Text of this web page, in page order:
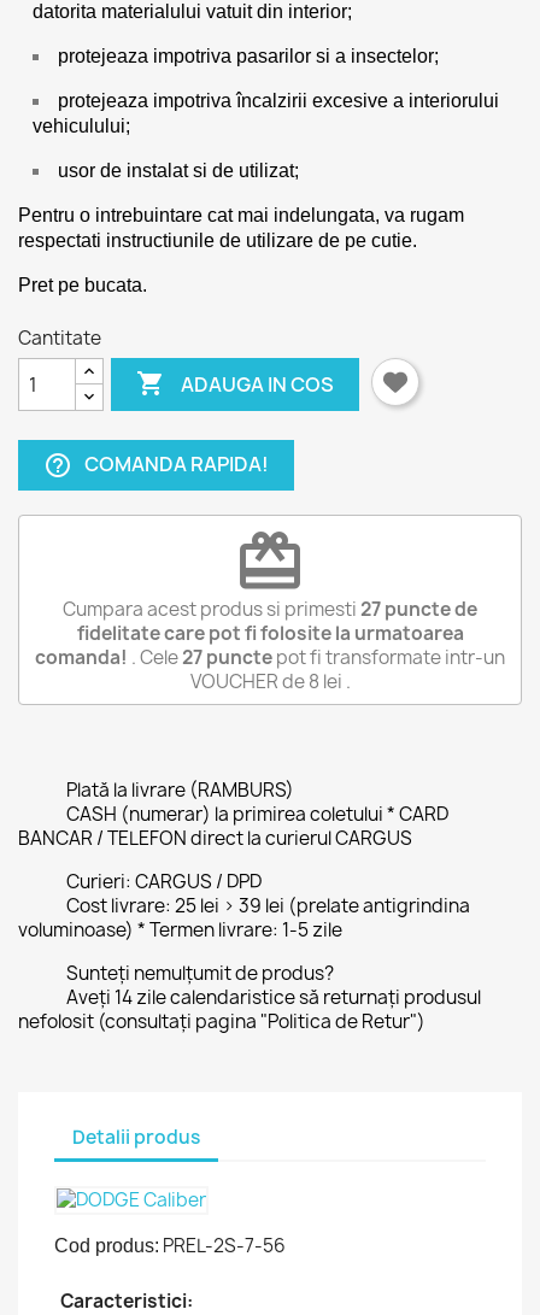
datorita materialului vatuit din interior;
protejeaza impotriva pasarilor si a insectelor;
protejeaza impotriva încalzirii excesive a interiorului
vehiculului;
usor de instalat si de utilizat;
Pentru o intrebuintare cat mai indelungata, va rugam
respectati instructiunile de utilizare de pe cutie.
Pret pe bucata.
Cantitate
 ADAUGA IN COS
help_outline COMANDA RAPIDA!
redeem
Cumpara acest produs si primesti 27puncte de
fidelitate care pot fi folosite la urmatoarea
comanda! . Cele27punctepot fi transformate intr-un
VOUCHER de8 lei .
Plată la livrare (RAMBURS)
CASH (numerar) la primirea coletului * CARD
BANCAR / TELEFON direct la curierul CARGUS
Curieri: CARGUS / DPD
Cost livrare: 25 lei > 39 lei (prelate antigrindina
voluminoase) * Termen livrare: 1-5 zile
Sunteți nemulțumit de produs?
Aveți 14 zile calendaristice să returnați produsul
nefolosit (consultați pagina "Politica de Retur")
Detalii produs
Cod produs: PREL-2S-7-56
Caracteristici: